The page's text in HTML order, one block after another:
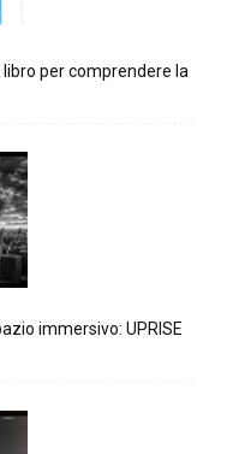
per comprendere la
immersivo: UPRISE